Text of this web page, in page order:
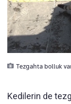
Tezgahta bolluk
Kedilerin de